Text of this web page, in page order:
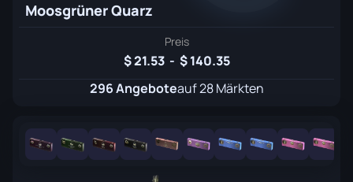
Moosgrüner Quarz
Preis
21.53 -
140.35
296 Angeboteauf 28 Märkten